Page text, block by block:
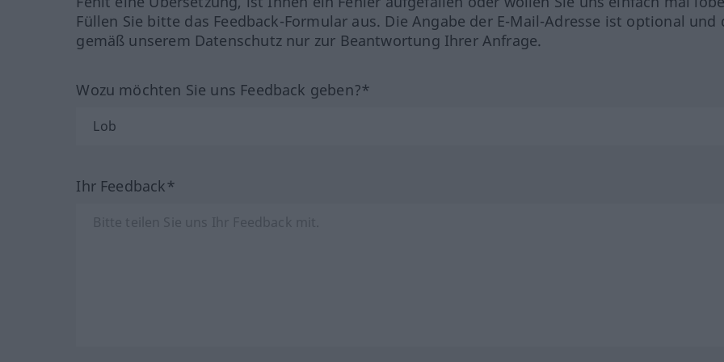
Füllen Sie bitte das Feedback-Formular aus. Die Angabe der E-Mail-Adresse ist optional und
gemäß unserem Datenschutz nur zur Beantwortung Ihrer Anfrage.
Wozu möchten Sie uns Feedback geben?*
Ihr Feedback*